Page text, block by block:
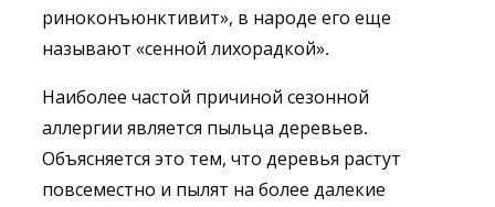
риноконъюнктивит», в народе его еще
называют «сенной лихорадкой».
Наиболее частой причиной сезонной
аллергии является пыльца деревьев.
Объясняется это тем, что деревья растут
повсеместно и пылят на более далекие